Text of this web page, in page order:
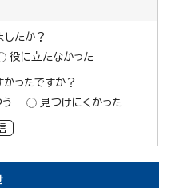
たか？
役に立たなかった
ったですか？
見つけにくかった